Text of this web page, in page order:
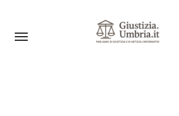
contenuto